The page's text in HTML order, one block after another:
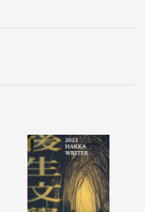
表現，融入藝術大師
中閃閃發光，為客家文
無限創意，而逗號的串
完」、「待續」，將文
後生文學獎」五字，象
驚艷的文章，其中用筆